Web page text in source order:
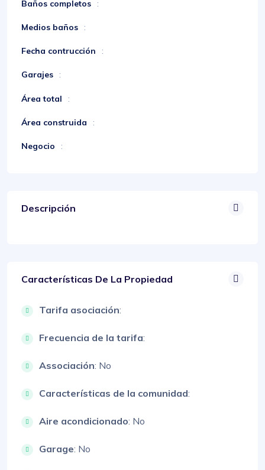
Baños completos :
Medios baños :
Fecha contrucción :
Garajes :
Área total :
Área construida :
Negocio :
Descripción
Características De La Propiedad
Tarifa asociación:
Frecuencia de la tarifa:
Associación: No
Características de la comunidad:
Aire acondicionado: No
Garage: No